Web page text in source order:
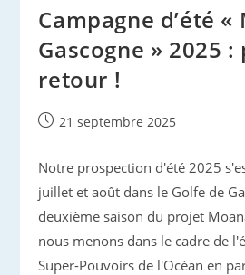
Dundee
Campagne d’été «
Gascogne » 2025
retour !
Publication
21 septembre 2025
Notre prospection d'été 2025
juillet et août dans le Golfe de
deuxième saison du projet
nous menons dans le cadre de
Super-Pouvoirs de l'Océan en